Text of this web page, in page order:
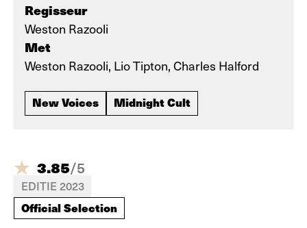
Regisseur
Weston Razooli
Met
Weston Razooli, Lio Tipton, Charles Halford
New Voices Midnight Cult
3.85/5
EDITIE 2023
Official Selection